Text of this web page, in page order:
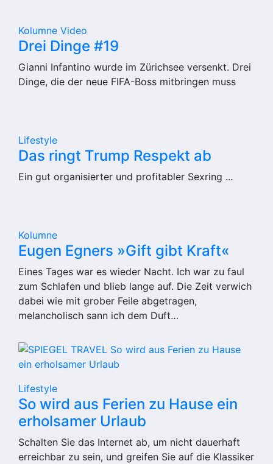
Kolumne Video
Drei Dinge #19
Gianni Infantino wurde im Zürichsee versenkt. Drei
Dinge, die der neue FIFA-Boss mitbringen muss
Lifestyle
Das ringt Trump Respekt ab
Ein gut organisierter und profitabler Sexring ...
Kolumne
Eugen Egners »Gift gibt Kraft«
Eines Tages war es wieder Nacht. Ich war zu faul
zum Schlafen und blieb lange auf. Die Zeit verwich
dabei wie mit grober Feile abgetragen,
melancholisch sann ich dem Duft…
Lifestyle
So wird aus Ferien zu Hause ein
erholsamer Urlaub
Schalten Sie das Internet ab, um nicht dauerhaft
erreichbar zu sein, und greifen Sie auf die Klassiker